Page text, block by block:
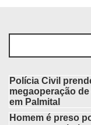
Polícia Civil
megaoperação
em Palmital
Homem é preso